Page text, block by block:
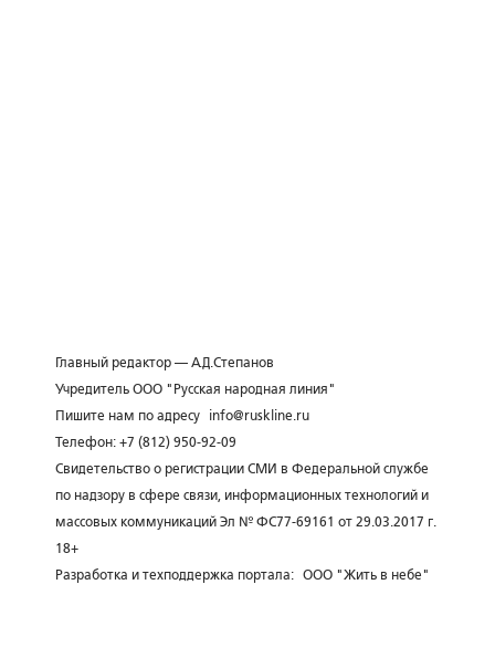
Главный редактор — А.Д.Степанов
Учредитель ООО "Русская народная линия"
Пишите нам по адресу
info@ruskline.ru
Телефон: +7 (812) 950-92-09
Свидетельство о регистрации СМИ в Федеральной службе
по надзору в сфере связи, информационных технологий и
массовых коммуникаций Эл № ФС77-69161 от 29.03.2017 г.
18+
Разработка и техподдержка портала: ООО "Жить в небе"